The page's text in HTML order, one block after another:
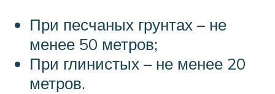
При песчаных грунтах – не
менее 50 метров;
При глинистых – не менее 20
метров.